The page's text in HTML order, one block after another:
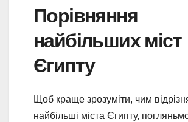
Порівняння
найбільших міст
Єгипту
Щоб краще зрозуміти, чим
найбільші міста Єгипту,